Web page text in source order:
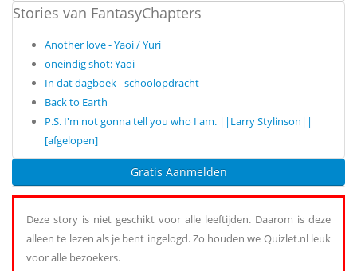
Stories van FantasyChapters
Another love - Yaoi / Yuri
oneindig shot: Yaoi
In dat dagboek - schoolopdracht
Back to Earth
P.S. I'm not gonna tell you who I am. ||Larry Stylinson||
[afgelopen]
Gratis Aanmelden
Deze story is niet geschikt voor alle leeftijden. Daarom is deze
alleen te lezen als je bent ingelogd. Zo houden we Quizlet.nl leuk
voor alle bezoekers.